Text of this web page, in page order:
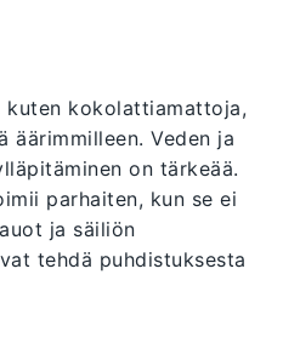
kuten kokolattiamattoja,
äärimmilleen. Veden ja
on tärkeää.
parhaiten, kun se ei
ja säiliön
tehdä puhdistuksesta